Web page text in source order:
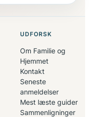
UDFORSK
Om Familie og
Hjemmet
Kontakt
Seneste
anmeldelser
Mest læste guider
Sammenligninger